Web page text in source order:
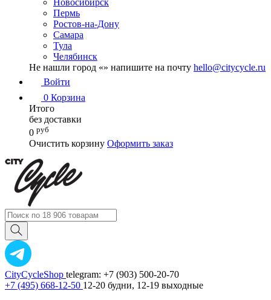
Новосибирск
Пермь
Ростов-на-Дону
Самара
Тула
Челябинск
Не нашли город «» напишите на почту hello@citycycle.ru
Войти
0 Корзина
Итого
без доставки
0 руб
Очистить корзину Оформить заказ
CityCycleShop telegram: +7 (903) 500-20-70
+7 (495) 668-12-50 12-20 будни, 12-19 выходные